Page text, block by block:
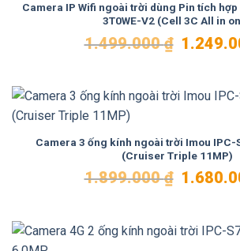
Camera IP Wifi ngoài trời dùng Pin tích
3T0WE-V2 (Cell 3C All in
1.499.000₫
Giá
Camera 3 ống kính ngoài trời Imou IPC-
(Cruiser Triple 11MP)
1.899.000₫
Giá